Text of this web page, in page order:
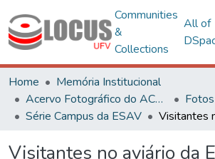
Communities
&
Collections
All of
Home
Memória Institucional
Acervo Fotográfico do ACH-UFV
Série Campus da ESAV
Visitantes no aviário da